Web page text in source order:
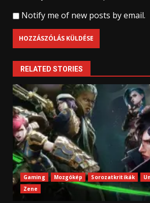
Notify me of new posts by email.
RELATED STORIES
Gaming Mozgókép Sorozatkritikák
Zene